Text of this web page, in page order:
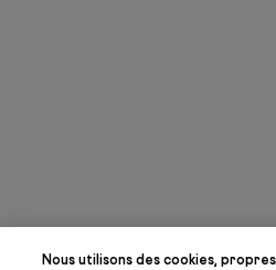
Nous utilisons des cookies,